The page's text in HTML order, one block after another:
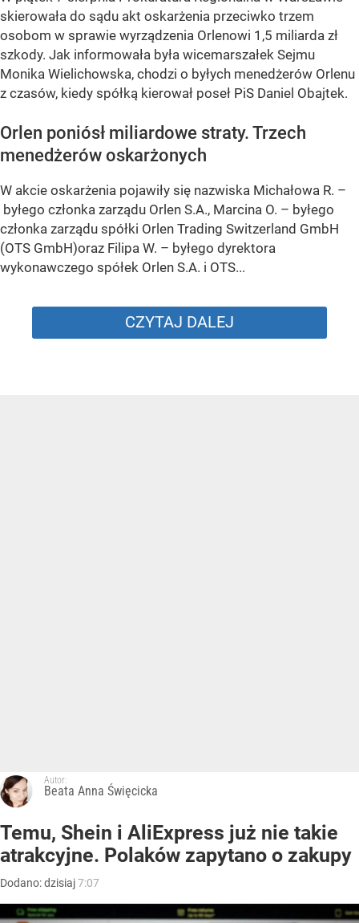
skierowała do sądu akt oskarżenia przeciwko trzem
osobom w sprawie wyrządzenia Orlenowi 1,5 miliarda zł
szkody. Jak informowała była wicemarszałek Sejmu
Monika Wielichowska, chodzi o byłych menedżerów Orlenu
z czasów, kiedy spółką kierował poseł PiS Daniel Obajtek.
Orlen poniósł miliardowe straty. Trzech
menedżerów oskarżonych
W akcie oskarżenia pojawiły się nazwiska Michałowa R. –
byłego członka zarządu Orlen S.A., Marcina O. – byłego
członka zarządu spółki Orlen Trading Switzerland GmbH
(OTS GmbH)oraz Filipa W. – byłego dyrektora
wykonawczego spółek Orlen S.A. i OTS...
CZYTAJ DALEJ
Autor:
Beata Anna Święcicka
Temu, Shein i AliExpress już nie takie
atrakcyjne. Polaków zapytano o zakupy
Dodano:dzisiaj7:07